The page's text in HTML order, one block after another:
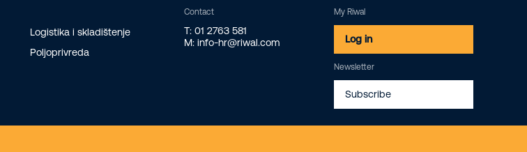
Logistika i skladištenje
Poljoprivreda
Contact
T: 01 2763 581
M: info-hr@riwal.com
My Riwal
Log in
Newsletter
Subscribe